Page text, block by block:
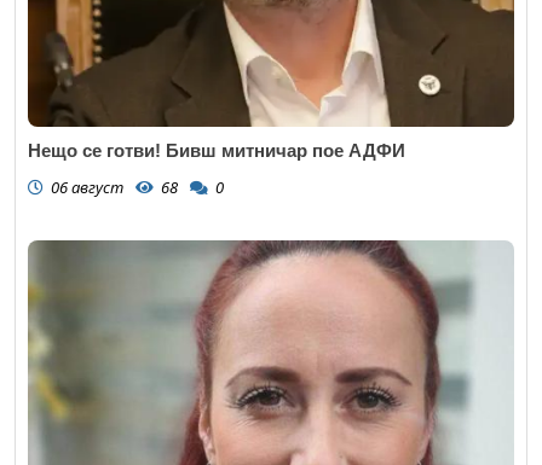
Нещо се готви! Бивш митничар пое АДФИ
06 август 68 0